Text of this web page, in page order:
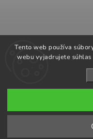
Tento web používa
webu vyjadrujete
ROMOTOP Kachle
Copyright 2026
Grafický návrh